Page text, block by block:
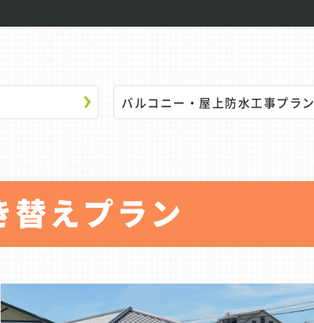
バルコニー・屋上防水工事プラン
替えプラン